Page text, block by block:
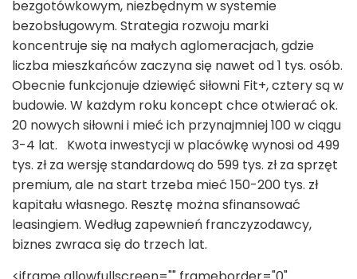
bezgotówkowym, niezbędnym w systemie
bezobsługowym. Strategia rozwoju marki
koncentruje się na małych aglomeracjach, gdzie
liczba mieszkańców zaczyna się nawet od 1 tys. osób.
Obecnie funkcjonuje dziewięć siłowni Fit+, cztery są w
budowie. W każdym roku koncept chce otwierać ok.
20 nowych siłowni i mieć ich przynajmniej 100 w ciągu
3-4 lat. Kwota inwestycji w placówkę wynosi od 499
tys. zł za wersję standardową do 599 tys. zł za sprzęt
premium, ale na start trzeba mieć 150-200 tys. zł
kapitału własnego. Resztę można sfinansować
leasingiem. Według zapewnień franczyzodawcy,
biznes zwraca się do trzech lat.